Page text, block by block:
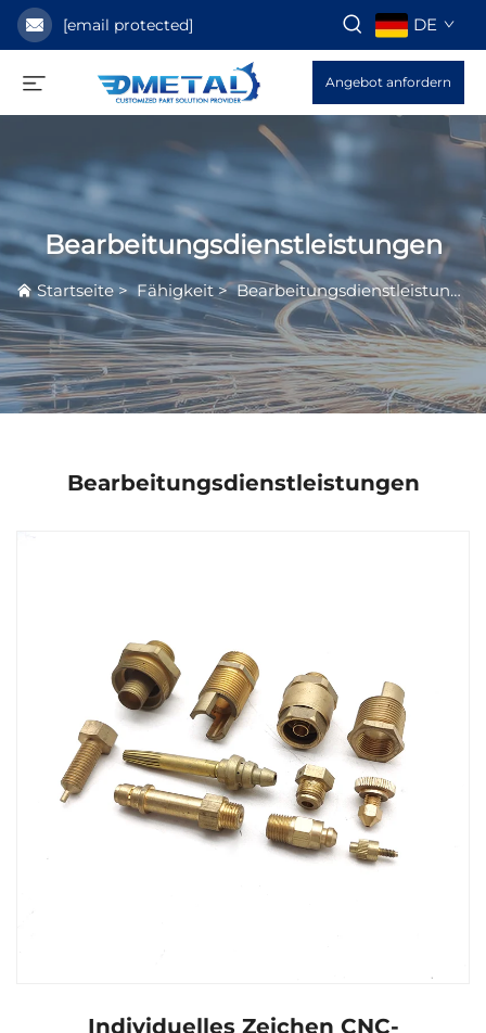
[email protected] DE
Angebot anfordern
Bearbeitungsdienstleistungen
Startseite >Fähigkeit>Bearbeitungsdienstleistungen
Bearbeitungsdienstleistungen
Individuelles Zeichen CNC-